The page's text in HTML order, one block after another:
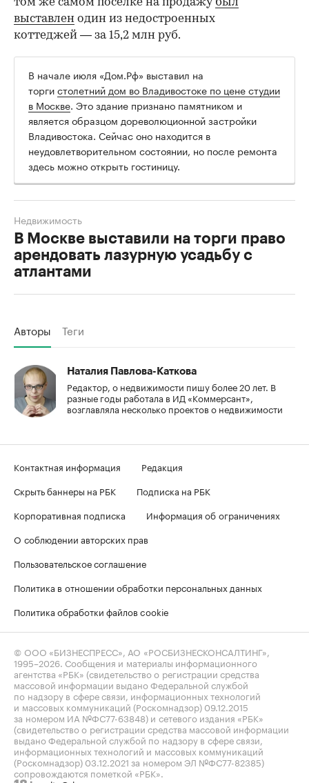
том же самом поселке на продажу был
выставлен один из недостроенных
коттеджей — за 15,2 млн руб.
В начале июля «Дом.Рф» выставил на
торгистолетний дом во Владивостоке по цене студии
в Москве. Это здание признано памятником и
является образцом дореволюционной застройки
Владивостока. Сейчас оно находится в
неудовлетворительном состоянии, но после ремонта
здесь можно открыть гостиницу.
В Москве выставили на торги право
арендовать лазурную усадьбу с
атлантами
Недвижимость
Авторы Теги
Наталия Павлова-Каткова
Редактор, о недвижимости пишу более 20 лет. В
разные годы работала в ИД «Коммерсант»,
возглавляла несколько проектов о недвижимости
Контактная информация
Редакция
Скрыть баннеры на РБК
Подписка на РБК
Корпоративная подписка
Информация об ограничениях
О соблюдении авторских прав
Пользовательское соглашение
Политика в отношении обработки персональных данных
Политика обработки файлов cookie
© ООО «БИЗНЕСПРЕСС», АО «РОСБИЗНЕСКОНСАЛТИНГ»,
1995–2026 . Сообщения и материалы информационного
агентства «РБК» (свидетельство о регистрации средства
массовой информации выдано Федеральной службой
по надзору в сфере связи, информационных технологий
и массовых коммуникаций (Роскомнадзор) 09.12.2015
за номером ИА №ФС77-63848) и сетевого издания «РБК»
(свидетельство о регистрации средства массовой информации
выдано Федеральной службой по надзору в сфере связи,
информационных технологий и массовых коммуникаций
(Роскомнадзор) 03.12.2021 за номером ЭЛ №ФС77-82385)
сопровождаются пометкой «РБК».